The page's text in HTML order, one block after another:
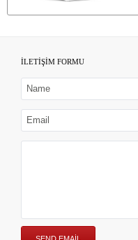
İLETİŞİM FORMU